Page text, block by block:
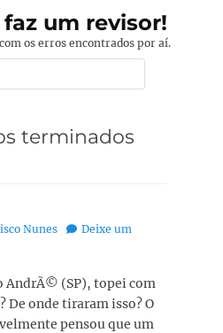
um revisor!
os erros encontrados por aí.
terminados
Nunes
Deixe um
AndrÃ© (SP), topei com
De onde tiraram isso? O
pensou que um